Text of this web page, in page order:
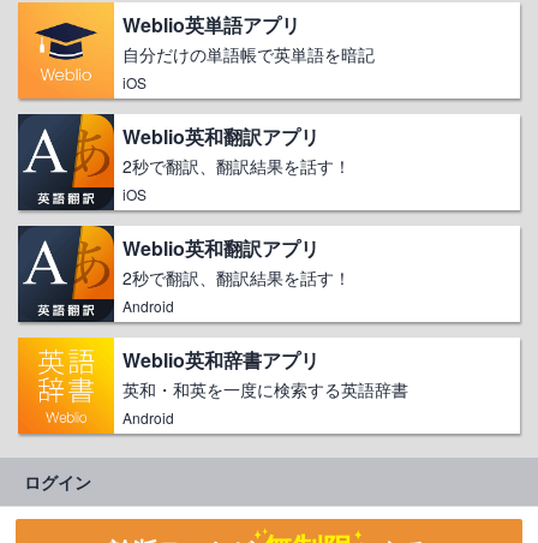
Weblio英単語アプリ
自分だけの単語帳で英単語を暗記
iOS
Weblio英和翻訳アプリ
2秒で翻訳、翻訳結果を話す！
iOS
Weblio英和翻訳アプリ
2秒で翻訳、翻訳結果を話す！
Android
Weblio英和辞書アプリ
英和・和英を一度に検索する英語辞書
Android
ログイン